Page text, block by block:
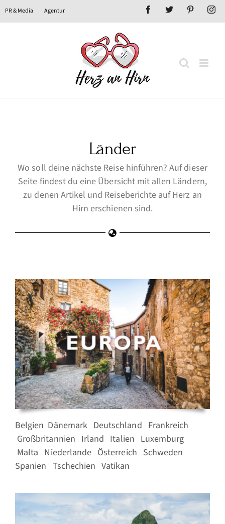
Zum
Inhalt
PR & Media Agentur Facebook
X Pinterest
Länder
Wo soll deine nächste Reise hinführen?Auf dieser
Seite findest du eine Übersicht mit allen Ländern,
zu denen Artikel und Reiseberichte auf Herz an
Hirn erschienen sind.
Belgien Dänemark Deutschland Frankreich
Großbritannien Irland Italien Luxemburg
Malta Niederlande Österreich Schweden
Spanien Tschechien Vatikan